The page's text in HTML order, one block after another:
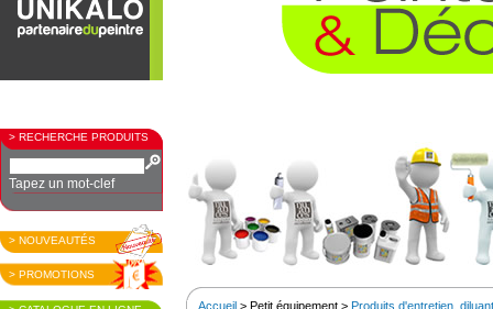
> RECHERCHE PRODUITS
Tapez un mot-clef
> NOUVEAUTÉS
> PROMOTIONS
Accueil > Petit équipement > Produits d'entretien,